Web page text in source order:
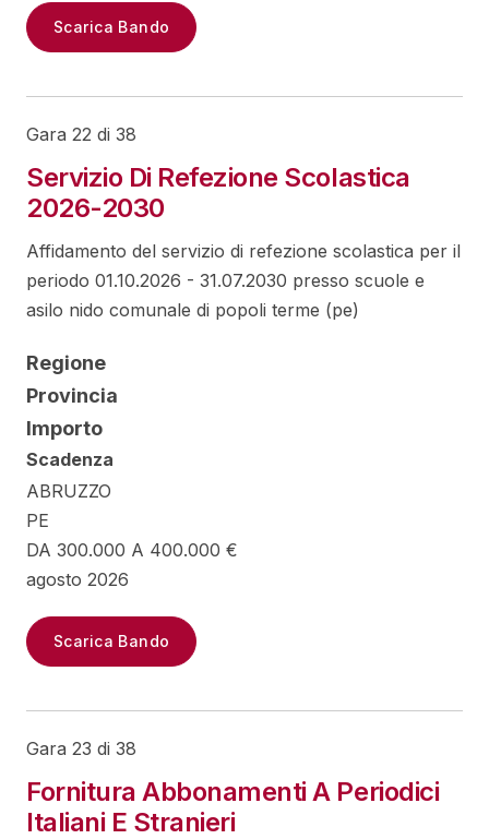
Scarica Bando
Gara 22 di 38
Servizio Di Refezione Scolastica
2026-2030
Affidamento del servizio di refezione scolastica per il
periodo 01.10.2026 - 31.07.2030 presso scuole e
asilo nido comunale di popoli terme (pe)
Regione
Provincia
Importo
Scadenza
ABRUZZO
PE
DA 300.000 A 400.000 €
agosto 2026
Scarica Bando
Gara 23 di 38
Fornitura Abbonamenti A Periodici
Italiani E Stranieri